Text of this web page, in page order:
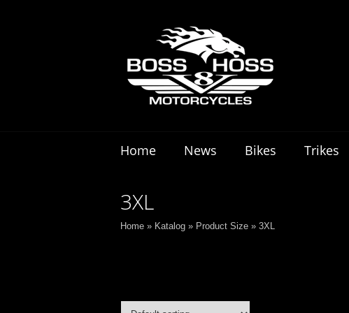
Home News Bikes Trikes
3XL
Home » Katalog » Product Size » 3XL